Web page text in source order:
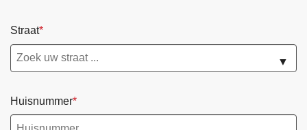
Straat
▼
Huisnummer